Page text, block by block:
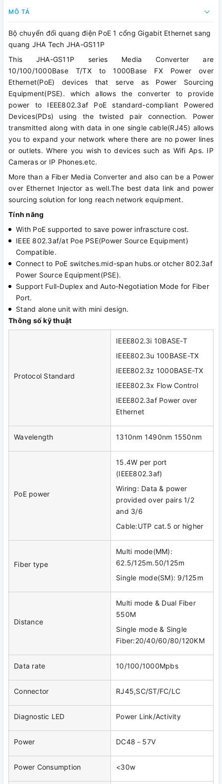
MÔ TẢ
Bộ chuyển đổi quang điện PoE 1 cổng Gigabit Ethernet sang
quang JHA Tech JHA-GS11P
This JHA-GS11P series Media Converter are
10/100/1000Base T/TX to 1000Base FX Power over
Ethernet(PoE) devices that serve as Power Sourcing
Equipment(PSE). which allows the converter to provide
power to IEEE802.3af PoE standard-compliant Powered
Devices(PDs) using the twisted pair connection. Power
transmitted along with data in one single cable(RJ45) allows
you to expand your network where there are no power lines
or outlets. Where you wish to devices such as Wifi Aps. IP
Cameras or IP Phones.etc.
More than a Fiber Media Converter and also can be a Power
over Ethernet Injector as well.The best data link and power
sourcing solution for long reach network equipment.
Tính năng
With PoE supported to save power infrascture cost.
IEEE 802.3af/at Poe PSE(Power Source Equipment)
Compatible.
Connect to PoE switches.mid-span hubs.or otcher 802.3af
Power Source Equipment(PSE).
Support Full-Duplex and Auto-Negotiation Mode for Fiber
Port.
Stand alone unit with mini design.
Thông số kỹ thuật
Protocol Standard
IEEE802.3i 10BASE-T
IEEE802.3u 100BASE-TX
IEEE802.3z 1000BASE-TX
IEEE802.3x Flow Control
IEEE802.3af Power over
Ethernet
Wavelength 1310nm 1490nm 1550nm
PoE power
15.4W per port
(IEEE802.3af)
Wiring: Data & power
provided over pairs 1/2
and 3/6
Cable:UTP cat.5 or higher
Fiber type
Multi mode(MM):
62.5/125m.50/125m
Single mode(SM): 9/125m
Distance
Multi mode & Dual Fiber
550M
Single mode & Single
Fiber:20/40/60/80/120KM
Data rate 10/100/1000Mpbs
Connector RJ45,SC/ST/FC/LC
Diagnostic LED Power Link/Activity
Power DC48－57V
Power Consumption <30w